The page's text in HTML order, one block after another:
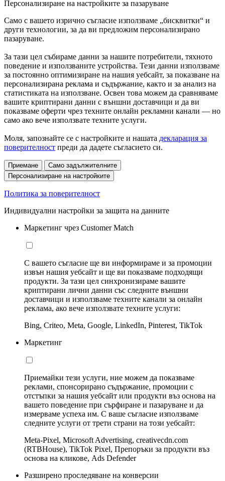
Персонализиране на настройките за пазаруване
Само с вашето изрично съгласие използваме „бисквитки“ и
други технологии, за да ви предложим персонализирано
пазаруване.
За тази цел събираме данни за нашите потребители, тяхното
поведение и използваните устройства. Тези данни използваме
за постоянно оптимизиране на нашия уебсайт, за показване на
персонализирана реклама и съдържание, както и за анализ на
статистиката на използване. Освен това можем да сравняваме
вашите криптирани данни с външни доставчици и да ви
показваме оферти чрез техните онлайн рекламни канали — но
само ако вече използвате техните услуги.
Моля, запознайте се с настройките и нашата декларация за
поверителност преди да дадете съгласието си.
Приемане
Само задължителните
Персонализиране на настройките
Политика за поверителност
Индивидуални настройки за защита на данните
Маркетинг чрез Customer Match
С вашето съгласие ще ви информираме и за промоции
извън нашия уебсайт и ще ви показваме подходящи
продукти. За тази цел синхронизираме вашите
криптирани лични данни със следните външни
доставчици и използваме техните канали за онлайн
реклама, ако вече използвате техните услуги:
Bing, Criteo, Meta, Google, LinkedIn, Pinterest, TikTok
Маркетинг
Приемайки тези услуги, ние можем да показваме
реклами, спонсорирано съдържание, промоции с
отстъпки за нашия уебсайт или продукти въз основа на
вашето поведение при сърфиране и пазаруване и да
измерваме успеха им. С ваше съгласие използваме
следните услуги от трети страни на този уебсайт:
Meta-Pixel, Microsoft Advertising, creativecdn.com
(RTBHouse), TikTok Pixel, Препоръки за продукти въз
основа на кликове, Ads Defender
Разширено проследяване на конверсии